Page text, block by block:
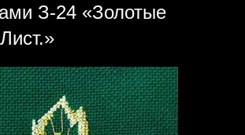
З-24 «Золотые